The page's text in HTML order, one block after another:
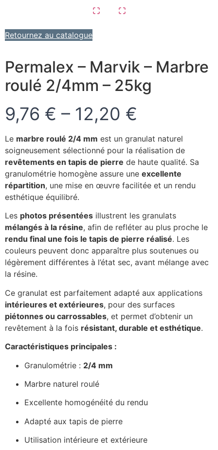
Retournez au catalogue
Permalex – Marvik – Marbre
roulé 2/4mm – 25kg
9,76 € – 12,20 €
Le marbre roulé 2/4 mm est un granulat naturel
soigneusement sélectionné pour la réalisation de
revêtements en tapis de pierre de haute qualité. Sa
granulométrie homogène assure une excellente
répartition, une mise en œuvre facilitée et un rendu
esthétique équilibré.
Les photos présentées illustrent les granulats
mélangés à la résine, afin de refléter au plus proche le
rendu final une fois le tapis de pierre réalisé. Les
couleurs peuvent donc apparaître plus soutenues ou
légèrement différentes à l’état sec, avant mélange avec
la résine.
Ce granulat est parfaitement adapté aux applications
intérieures et extérieures, pour des surfaces
piétonnes ou carrossables, et permet d’obtenir un
revêtement à la fois résistant, durable et esthétique.
Caractéristiques principales :
Granulométrie : 2/4 mm
Marbre naturel roulé
Excellente homogénéité du rendu
Adapté aux tapis de pierre
Utilisation intérieure et extérieure